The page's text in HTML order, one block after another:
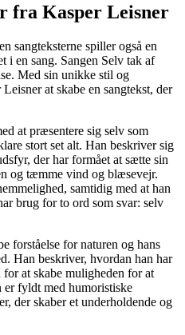
fra Kasper Leisner
sangteksterne spiller også en
i en sang. Sangen Selv tak af
Med sin unikke stil og
at skabe en sangtekst, der
at præsentere sig selv som
stort set alt. Han beskriver sig
der har formået at sætte sin
og tæmme vind og blæsevejr.
samtidig med at han
brug for to ord som svar: selv
forståelse for naturen og hans
Han beskriver, hvordan han har
at skabe muligheden for at
er fyldt med humoristiske
der skaber et underholdende og